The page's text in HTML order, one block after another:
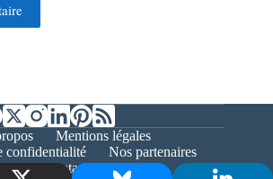
Mentions légales
confidentialité
Nos partenaires
Contact